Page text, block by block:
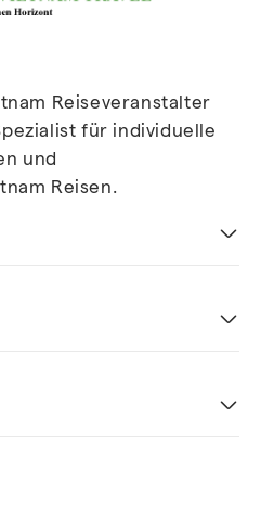
abonnieren
Reiseveranstalter
für individuelle
und
Reisen.